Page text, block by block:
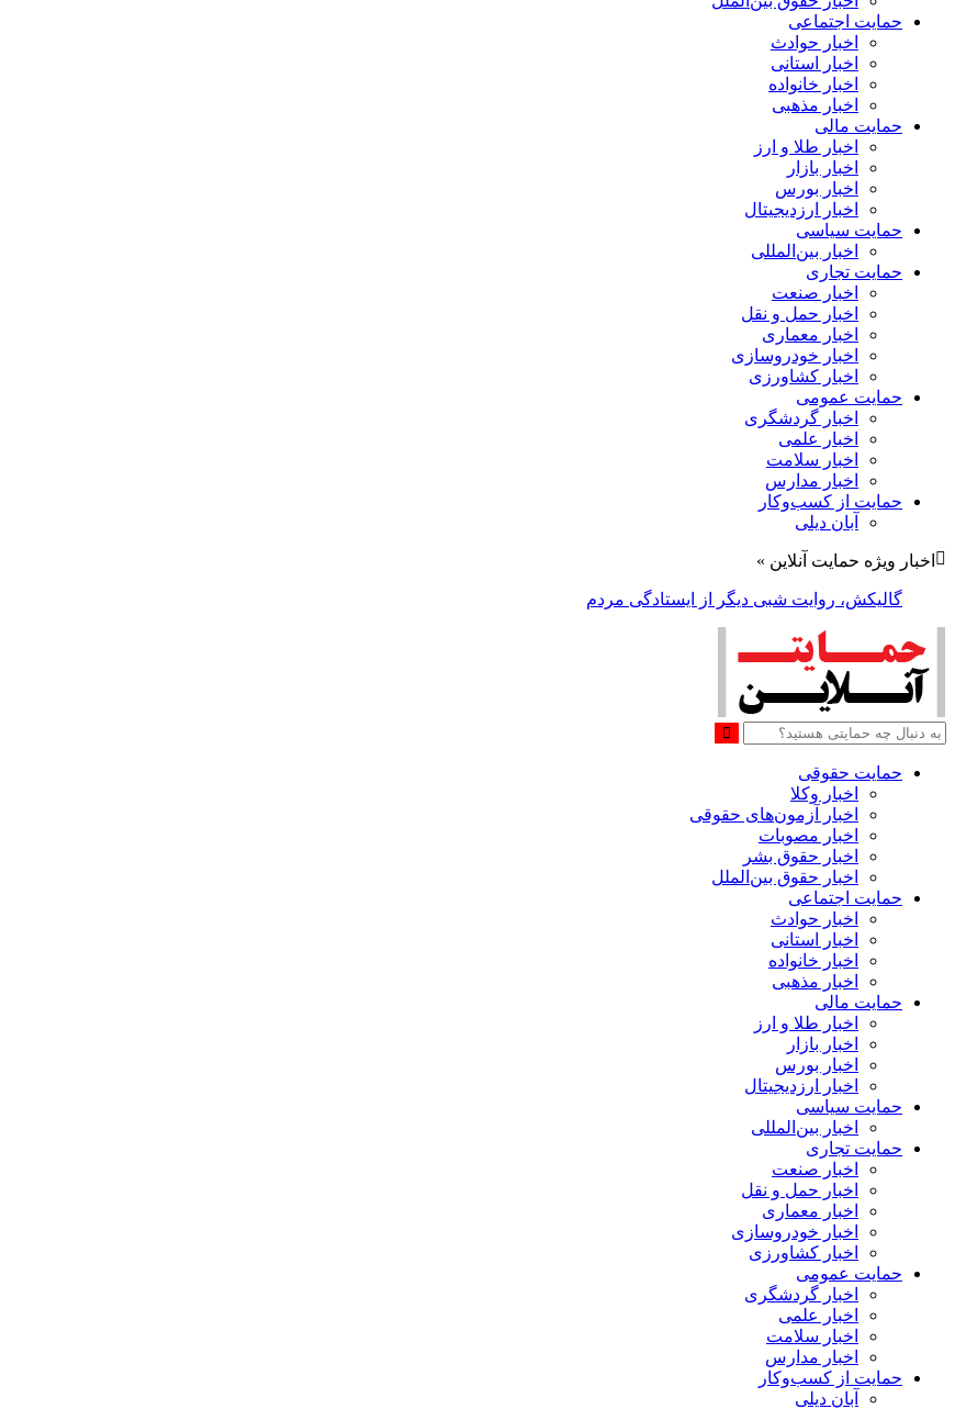
حمایت اجتماعی
اخبار حوادث
اخبار استانی
اخبار خانواده
اخبار مذهبی
حمایت مالی
اخبار طلا و ارز
اخبار بازار
اخبار بورس
اخبار ارزدیجیتال
حمایت سیاسی
اخبار بین‌المللی
حمایت تجاری
اخبار صنعت
اخبار حمل و نقل
اخبار معماری
اخبار خودروسازی
اخبار کشاورزی
حمایت عمومی
اخبار گردشگری
اخبار علمی
اخبار سلامت
اخبار مدارس
حمایت از کسب‌وکار
آبان دیلی
اخبار ویژه حمایت آنلاین »
گالیکش، روایت شبی دیگر از ایستادگی مردم
حمایت حقوقی
اخبار وکلا
اخبار آزمون‌های حقوقی
اخبار مصوبات
اخبار حقوق بشر
اخبار حقوق بین‌الملل
حمایت اجتماعی
اخبار حوادث
اخبار استانی
اخبار خانواده
اخبار مذهبی
حمایت مالی
اخبار طلا و ارز
اخبار بازار
اخبار بورس
اخبار ارزدیجیتال
حمایت سیاسی
اخبار بین‌المللی
حمایت تجاری
اخبار صنعت
اخبار حمل و نقل
اخبار معماری
اخبار خودروسازی
اخبار کشاورزی
حمایت عمومی
اخبار گردشگری
اخبار علمی
اخبار سلامت
اخبار مدارس
حمایت از کسب‌وکار
آبان دیلی